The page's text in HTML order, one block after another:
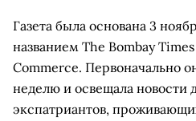
Газета была основана 3
названием The Bombay
Commerce. Первоначально
неделю и освещала новости
экспатриантов,